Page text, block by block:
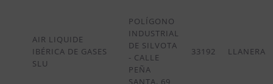
AIR LIQUIDE
IBÉRICA DE GASES
SLU
POLÍGONO
INDUSTRIAL
DE SILVOTA
- CALLE
PEÑA
SANTA, 69
33192 LLANERA